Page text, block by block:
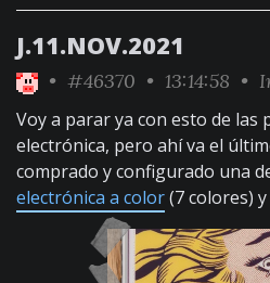
J.11.NOV.2021
• #46370 • 13:14:58 •
Voy a parar ya con esto de las
electrónica, pero ahí va el
comprado y configurado una
electrónica a color(7 colores)